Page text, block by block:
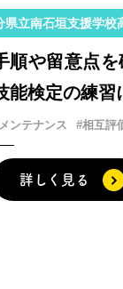
県立南石垣支援学校
順や留意点
能検定の練習
ンテナンス #相互評
詳しく見る